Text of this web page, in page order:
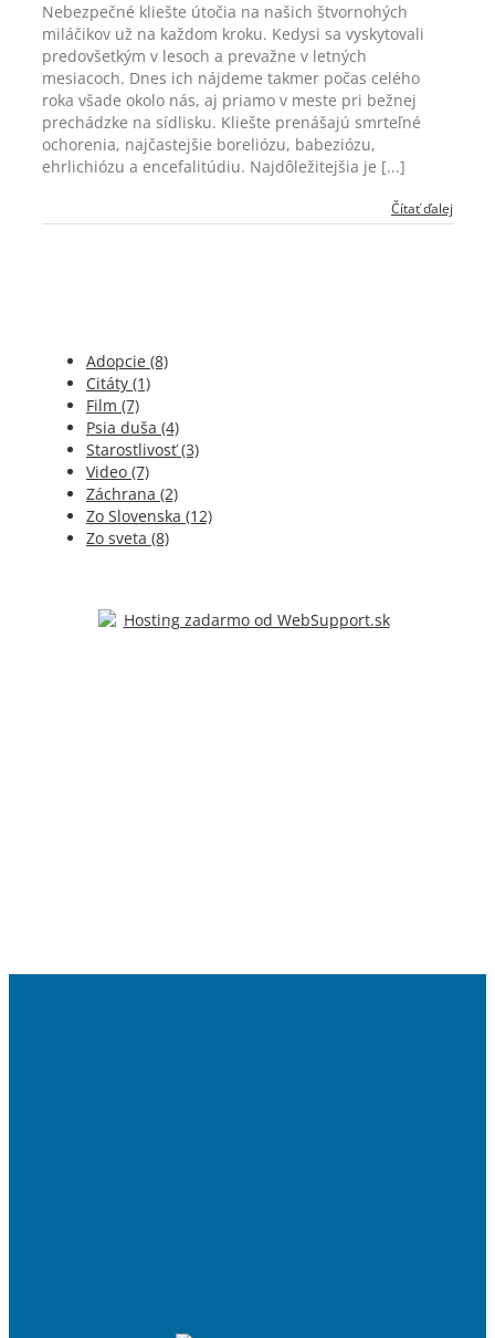
Nebezpečné kliešte útočia na našich štvornohých
miláčikov už na každom kroku. Kedysi sa vyskytovali
predovšetkým v lesoch a prevažne v letných
mesiacoch. Dnes ich nájdeme takmer počas celého
roka všade okolo nás, aj priamo v meste pri bežnej
prechádzke na sídlisku. Kliešte prenášajú smrteľné
ochorenia, najčastejšie boreliózu, babeziózu,
ehrlichiózu a encefalitúdiu. Najdôležitejšia je [...]
Čítať ďalej
Adopcie (8)
Citáty (1)
Film (7)
Psia duša (4)
Starostlivosť (3)
Video (7)
Záchrana (2)
Zo Slovenska (12)
Zo sveta (8)